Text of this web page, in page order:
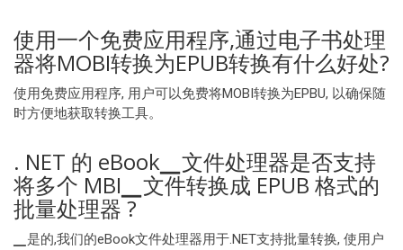
使用一个免费应用程序,通过电子书处理
器将MOBI转换为EPUB转换有什么好处?
使用免费应用程序, 用户可以免费将MOBI转换为EPBU, 以确保随
时方便地获取转换工具。
. NET 的 eBook▁文件处理器是否支持
将多个 MBI▁文件转换成 EPUB 格式的
批量处理器 ?
▁是的,我们的eBook文件处理器用于.NET支持批量转换, 使用户